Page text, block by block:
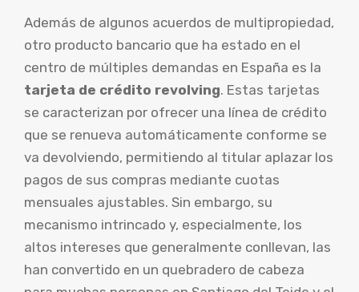
Además de algunos acuerdos de multipropiedad,
otro producto bancario que ha estado en el
centro de múltiples demandas en España es la
tarjeta de crédito revolving. Estas tarjetas
se caracterizan por ofrecer una línea de crédito
que se renueva automáticamente conforme se
va devolviendo, permitiendo al titular aplazar los
pagos de sus compras mediante cuotas
mensuales ajustables. Sin embargo, su
mecanismo intrincado y, especialmente, los
altos intereses que generalmente conllevan, las
han convertido en un quebradero de cabeza